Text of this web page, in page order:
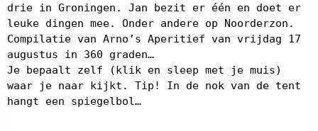
drie in Groningen. Jan bezit er één en doet er
leuke dingen mee. Onder andere op Noorderzon.
Compilatie van Arno’s Aperitief van vrijdag 17
augustus in 360 graden…
Je bepaalt zelf (klik en sleep met je muis)
waar je naar kijkt. Tip! In de nok van de tent
hangt een spiegelbol…